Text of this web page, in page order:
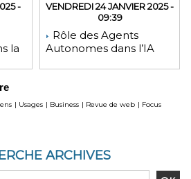
-
la
VENDREDI 24 JANVIER 2025 -
09:39
Rôle des Agents
Autonomes dans l’IA
| Usages | Business | Revue de web | Focus
ARCHIVES